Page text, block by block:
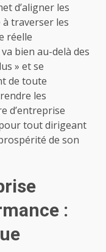
d’aligner les
traverser les
réelle
bien au-delà des
» et se
de toute
les
d’entreprise
tout dirigeant
de son
: